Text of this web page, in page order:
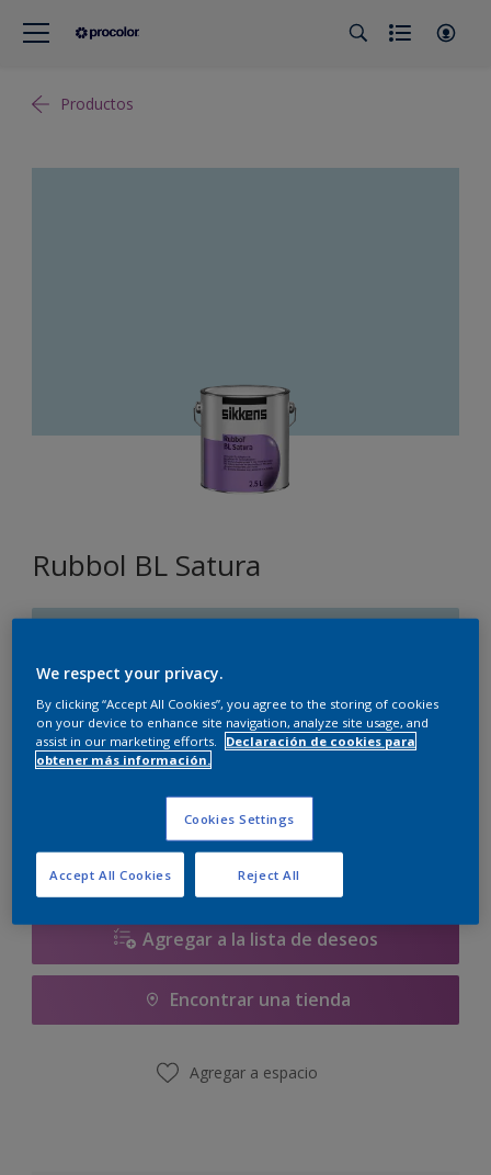
Productos
Rubbol BL Satura
Tamaño
2.5 litros
Calculadora de pintura
Agregar a la lista de deseos
Encontrar una tienda
Agregar a espacio
We respect your privacy.
By clicking “Accept All Cookies”, you agree to the storing of cookies
on your device to enhance site navigation, analyze site usage, and
assist in our marketing efforts.
Declaración de cookies para
obtener más información.
Cookies Settings
Reject All
Accept All Cookies